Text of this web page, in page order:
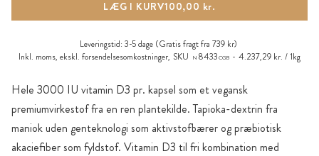
Hele 3000 IU vitamin D3 pr. kapsel som et vegansk
premiumvirkestof fra en ren plantekilde. Tapioka-dextrin fra
maniok uden genteknologi som aktivstofbærer og præbiotisk
akaciefiber som fyldstof. Vitamin D3 til fri kombination med
LÆG I KURV100,00 kr.
Leveringstid: 3-5 dage (Gratis fragt fra 739 kr)
Inkl. moms, ekskl. forsendelsesomkostninger, SKU N 8433CGB 4.237,29 kr. / 1kg